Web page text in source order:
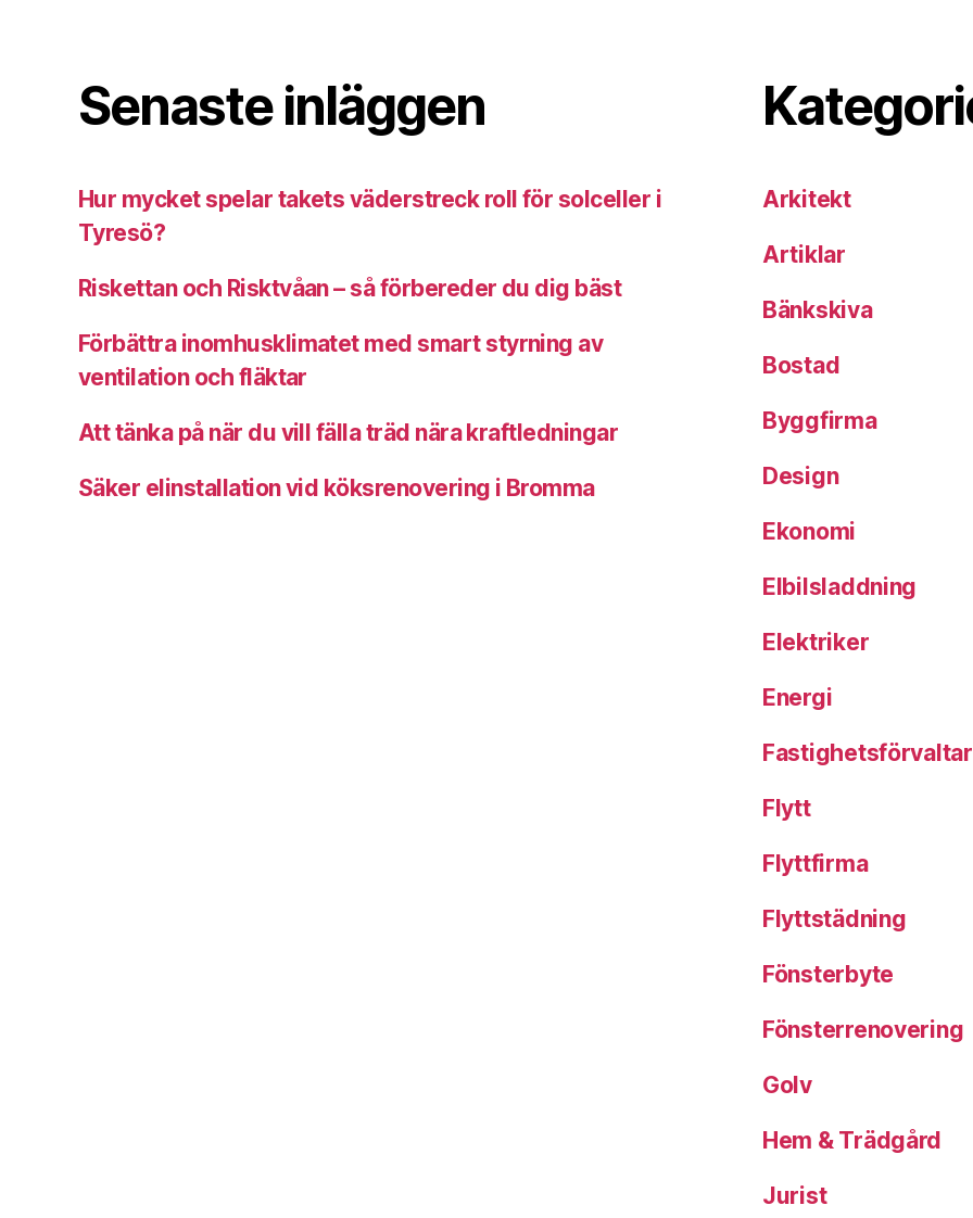
Senaste inläggen
Hur mycket spelar takets väderstreck roll för solceller i
Tyresö?
Riskettan och Risktvåan – så förbereder du dig bäst
Förbättra inomhusklimatet med smart styrning av
ventilation och fläktar
Att tänka på när du vill fälla träd nära kraftledningar
Säker elinstallation vid köksrenovering i Bromma
Arkitekt
Artiklar
Bänkskiva
Bostad
Byggfirma
Design
Ekonomi
Elbilsladdning
Elektriker
Energi
Flytt
Flyttfirma
Flyttstädning
Fönsterbyte
Fönsterrenovering
Golv
Hem & Trädgård
Jurist